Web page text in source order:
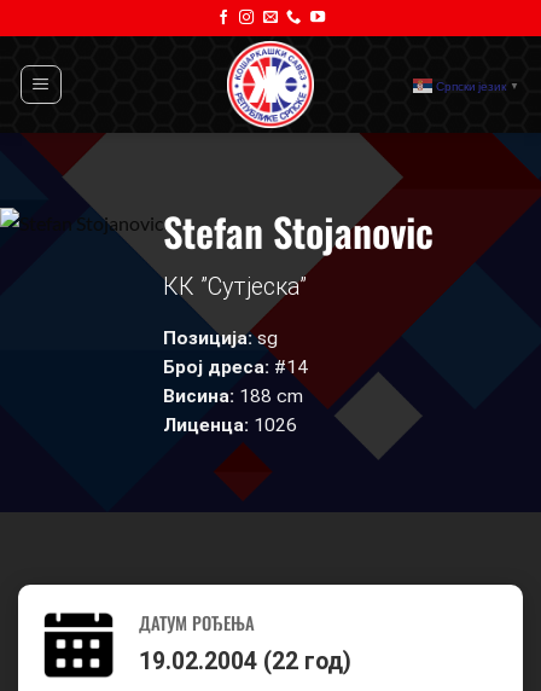
садржај
Српски језик ▼
Stefan Stojanovic
КК ”Сутјеска”
Позиција:sg
Број дреса: #14
Висина: 188 cm
Лиценца: 1026
ДАТУМ РОЂЕЊА
19.02.2004 (22 год)